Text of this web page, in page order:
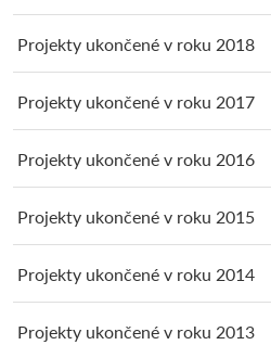
Projekty ukončené v roku 2018
Projekty ukončené v roku 2017
Projekty ukončené v roku 2016
Projekty ukončené v roku 2015
Projekty ukončené v roku 2014
Projekty ukončené v roku 2013